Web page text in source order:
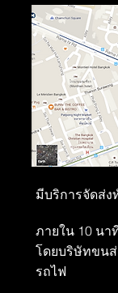
มีบริการจัดส่ง
ภายใน 10 นา
โดยบริษัทขน
รถไฟ